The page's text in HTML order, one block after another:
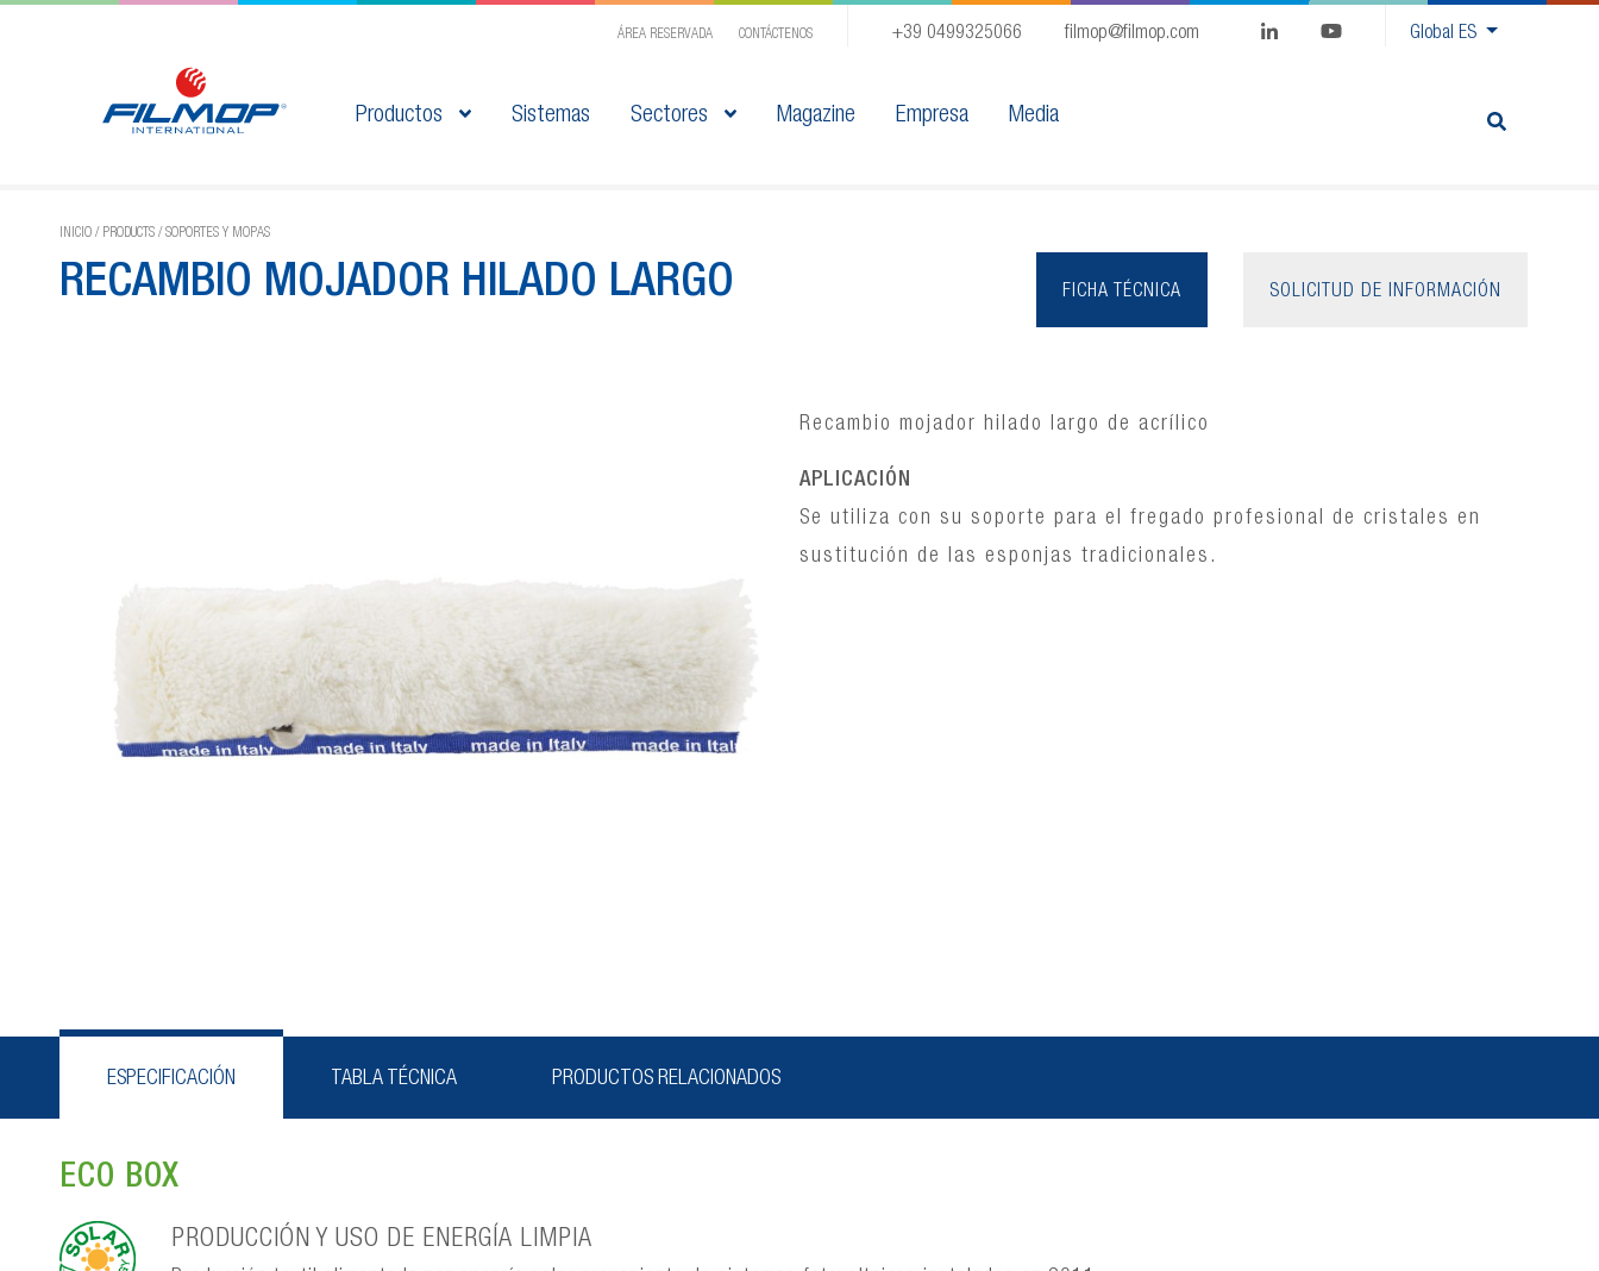
ÁREA RESERVADA CONTÁCTENOS GlobalES
+39 0499325066 filmop@filmop.com
Productos Sistemas Sectores Magazine Empresa Media
INICIO / PRODUCTS / SOPORTES Y MOPAS
RECAMBIO MOJADOR HILADO LARGO SOLICITUD DE INFORMACIÓN
FICHA TÉCNICA
Recambio mojador hilado largo de acrílico
APLICACIÓN
Se utiliza con su soporte para el fregado profesional de cristales en
sustitución de las esponjas tradicionales.
ESPECIFICACIÓN TABLA TÉCNICA PRODUCTOS RELACIONADOS
ECO BOX
PRODUCCIÓN Y USO DE ENERGÍA LIMPIA